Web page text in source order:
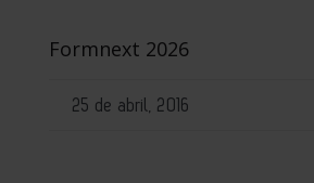
Formnext 2026
25 de abril, 2016